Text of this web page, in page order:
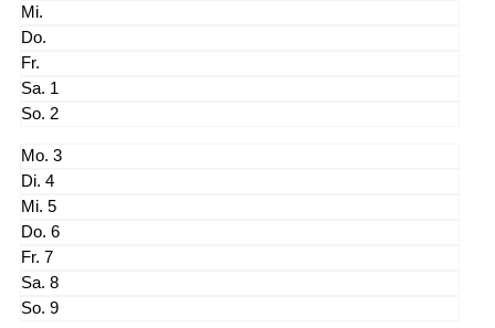
1
2
3
4
5
6
7
8
9